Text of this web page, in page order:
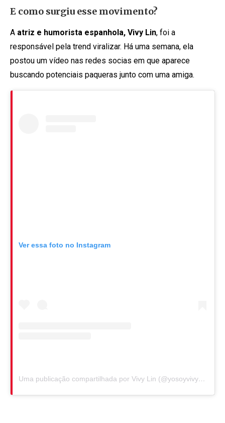
E como surgiu esse movimento?
A atriz e humorista espanhola, Vivy Lin, foi a
responsável pela trend viralizar. Há uma semana, ela
postou um vídeo nas redes socias em que aparece
buscando potenciais paqueras junto com uma amiga.
Ver essa foto no Instagram
Uma publicação compartilhada por Vivy Lin (@yosoyvivylin)